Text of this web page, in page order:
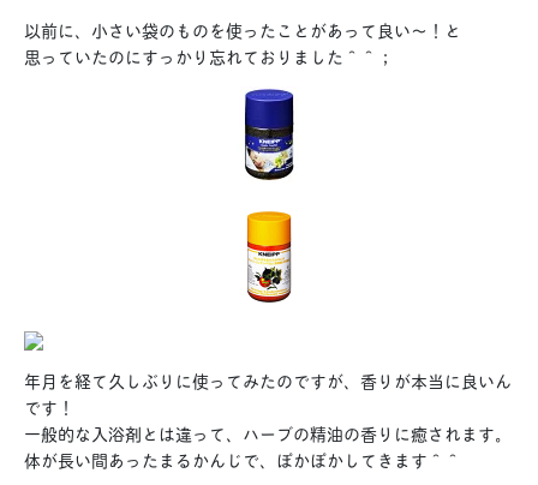
以前に、小さい袋のものを使ったことがあって良い〜！と
思っていたのにすっかり忘れておりました＾＾；
年月を経て久しぶりに使ってみたのですが、香りが本当に良いん
です！
一般的な入浴剤とは違って、ハーブの精油の香りに癒されます。
体が長い間あったまるかんじで、ぽかぽかしてきます＾＾